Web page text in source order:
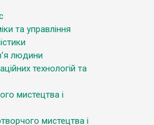
та управління
людини
технологій та
мистецтва і
мистецтва і